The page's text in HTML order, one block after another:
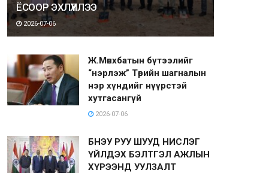
ЁСООР ЭХЛҮҮЛЛЭЭ
2026-07-06
Ж.Мөнхбатын бүтээлийг
“нэрлэж” Төрийн шагналын
нэр хүндийг нүүрстэй
хутгасангүй
2026-07-06
БНЭУ РУУ ШУУД НИСЛЭГ
ҮЙЛДЭХ БЭЛТГЭЛ АЖЛЫН
ХҮРЭЭНД УУЛЗАЛТ